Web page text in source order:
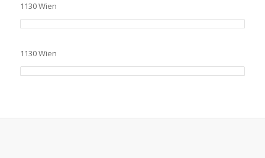
1130 Wien
1130 Wien